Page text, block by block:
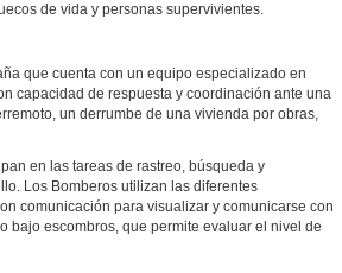
de vida y personas supervivientes.
que cuenta con un equipo especializado en
capacidad de respuesta y coordinación ante una
un derrumbe de una vivienda por obras,
en las tareas de rastreo, búsqueda y
Los Bomberos utilizan las diferentes
comunicación para visualizar y comunicarse con
bajo escombros, que permite evaluar el nivel de